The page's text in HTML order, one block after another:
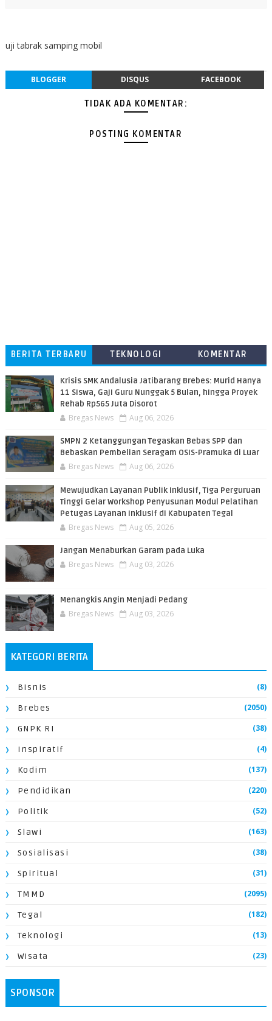
uji tabrak samping mobil
BLOGGER DISQUS FACEBOOK
TIDAK ADA KOMENTAR:
POSTING KOMENTAR
BERITA TERBARU TEKNOLOGI
KOMENTAR
Krisis SMK Andalusia Jatibarang Brebes: Murid Hanya
11 Siswa, Gaji Guru Nunggak 5 Bulan, hingga Proyek
Rehab Rp565 Juta Disorot
Bregas News Aug 06, 2026
SMPN 2 Ketanggungan Tegaskan Bebas SPP dan
Bebaskan Pembelian Seragam OSIS-Pramuka di Luar
Bregas News Aug 06, 2026
​Mewujudkan Layanan Publik Inklusif, Tiga Perguruan
Tinggi Gelar Workshop Penyusunan Modul Pelatihan
Petugas Layanan Inklusif di Kabupaten Tegal
Bregas News Aug 05, 2026
Jangan Menaburkan Garam pada Luka
Bregas News Aug 03, 2026
Menangkis Angin Menjadi Pedang
Bregas News Aug 03, 2026
KATEGORI BERITA
Bisnis (8)
Brebes (2050)
GNPK RI (38)
Inspiratif (4)
Kodim (137)
Pendidikan (220)
Politik (52)
Slawi (163)
Sosialisasi (38)
Spiritual (31)
TMMD (2095)
Tegal (182)
Teknologi (13)
Wisata (23)
SPONSOR